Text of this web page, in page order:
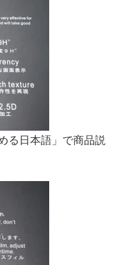
る日本語」で商品説